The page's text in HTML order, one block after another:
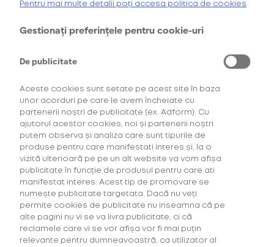
Oferta 8
150,00 Lei
CONFIGUREAZĂ
Descoperă
oferta de
6 pachete la preț de 3** .
Pentru mai multe detalii poți accesa politica de cookies
Gestionați preferințele pentru cookie-uri
De publicitate
Aceste cookies sunt setate pe acest site în baza
unor acorduri pe care le avem încheiate cu
partenerii noștri de publicitate (ex. Adform). Cu
ajutorul acestor cookies, noi și partenerii noștri
putem observa și analiza care sunt tipurile de
produse pentru care manifestati interes și, la o
vizită ulterioară pe pe un alt website va vom afișa
publicitate în funcție de produsul pentru care ati
manifestat interes. Acest tip de promovare se
numește publicitate targetata. Dacă nu veți
permite cookies de publicitate nu inseamna că pe
alte pagini nu vi se va livra publicitate, ci că
reclamele care vi se vor afișa vor fi mai puțin
relevante pentru dumneavoastră, ca utilizator al